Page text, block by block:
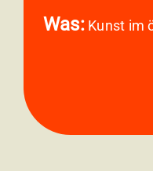
Was:Kunst im